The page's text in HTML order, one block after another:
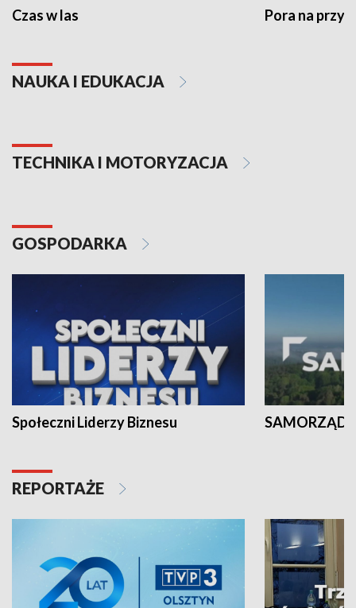
Czas w las Pora na
NAUKA I EDUKACJA
TECHNIKA I MOTORYZACJA
GOSPODARKA
Społeczni Liderzy Biznesu SAMORZĄD
REPORTAŻE